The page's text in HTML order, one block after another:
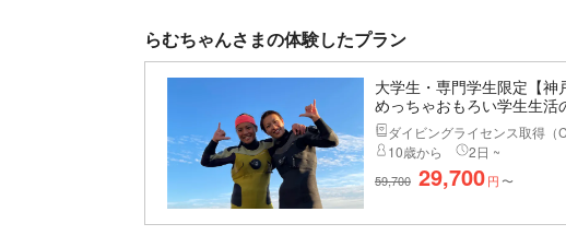
らむちゃんさまの体験したプラン
大学生・専門学生限定【
めっちゃおもろい学生生活
ダイビングライセンス取得（
10歳から
2日 ~
59,700 29,700円 〜